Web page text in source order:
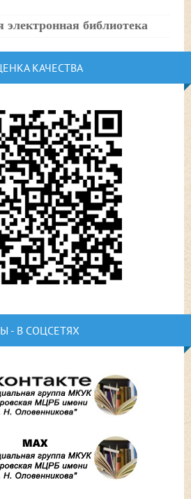
библиотека
КАЧЕСТВА
- В СОЦСЕТЯХ